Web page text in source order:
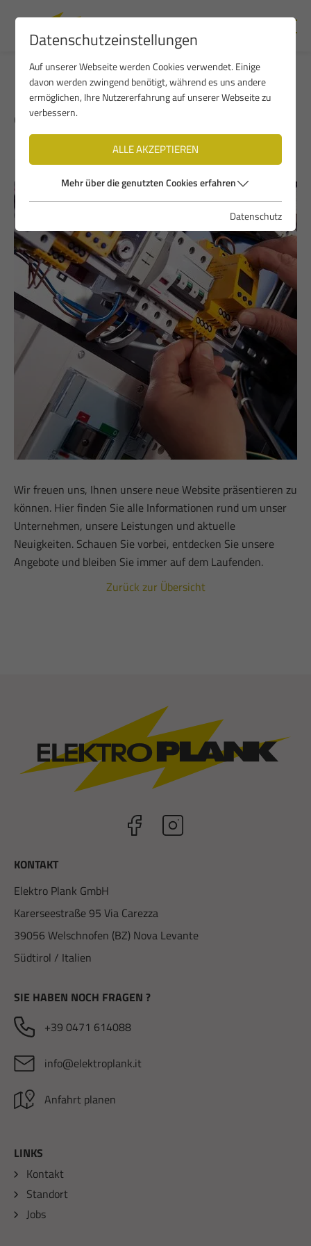
Unsere neue Homepage ist
online!
16.01.2025
Wir freuen uns, Ihnen unsere neue Website präsentieren zu
können. Hier finden Sie alle Informationen rund um unser
Unternehmen, unsere Leistungen und aktuelle
Neuigkeiten. Schauen Sie vorbei, entdecken Sie unsere
Angebote und bleiben Sie immer auf dem Laufenden.
Zurück zur Übersicht
KONTAKT
Elektro Plank GmbH
Karerseestraße 95 Via Carezza
39056 Welschnofen (BZ) Nova Levante
Südtirol / Italien
SIE HABEN NOCH FRAGEN ?
+39 0471 614088
info@elektroplank.it
Anfahrt planen
LINKS
Kontakt
Standort
Jobs
Datenschutzeinstellungen
Auf unserer Webseite werden Cookies verwendet. Einige
davon werden zwingend benötigt, während es uns andere
ermöglichen, Ihre Nutzererfahrung auf unserer Webseite zu
verbessern.
ALLE AKZEPTIEREN
Mehr über die genutzten Cookies erfahren
Datenschutz